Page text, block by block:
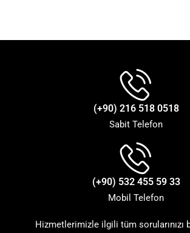
(+90) 216 518 0518
Sabit Telefon
(+90) 532 455 59 33
Mobil Telefon
Hizmetlerimizle ilgili tüm sorularınızı